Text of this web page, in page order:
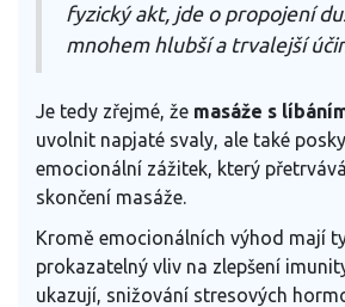
fyzický akt, jde o propojení
mnohem hlubší a trvalejší
Je tedy zřejmé, že masáže s
uvolnit napjaté svaly, ale také
emocionální zážitek, který
skončení masáže.
Kromě emocionálních výhod mají
prokazatelný vliv na zlepšení
ukazují, snižování stresových